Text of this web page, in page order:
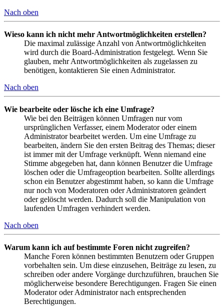
Nach oben
Wieso kann ich nicht mehr Antwortmöglichkeiten erstellen?
Die maximal zulässige Anzahl von Antwortmöglichkeiten
wird durch die Board-Administration festgelegt. Wenn Sie
glauben, mehr Antwortmöglichkeiten als zugelassen zu
benötigen, kontaktieren Sie einen Administrator.
Nach oben
Wie bearbeite oder lösche ich eine Umfrage?
Wie bei den Beiträgen können Umfragen nur vom
ursprünglichen Verfasser, einem Moderator oder einem
Administrator bearbeitet werden. Um eine Umfrage zu
bearbeiten, ändern Sie den ersten Beitrag des Themas; dieser
ist immer mit der Umfrage verknüpft. Wenn niemand eine
Stimme abgegeben hat, dann können Benutzer die Umfrage
löschen oder die Umfrageoption bearbeiten. Sollte allerdings
schon ein Benutzer abgestimmt haben, so kann die Umfrage
nur noch von Moderatoren oder Administratoren geändert
oder gelöscht werden. Dadurch soll die Manipulation von
laufenden Umfragen verhindert werden.
Nach oben
Warum kann ich auf bestimmte Foren nicht zugreifen?
Manche Foren können bestimmten Benutzern oder Gruppen
vorbehalten sein. Um diese einzusehen, Beiträge zu lesen, zu
schreiben oder andere Vorgänge durchzuführen, brauchen Sie
möglicherweise besondere Berechtigungen. Fragen Sie einen
Moderator oder Administrator nach entsprechenden
Berechtigungen.